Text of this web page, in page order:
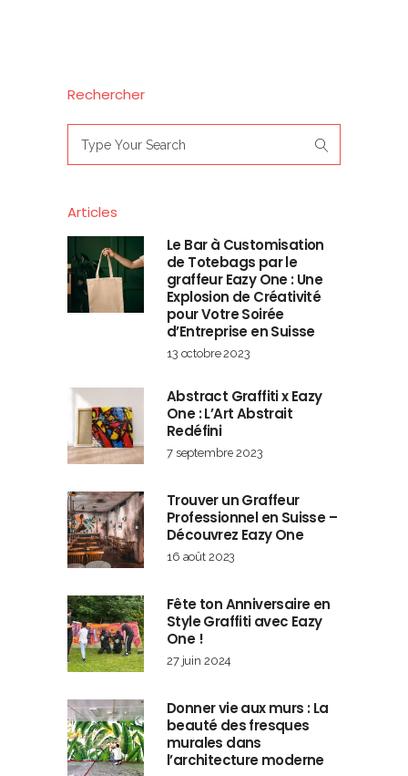
Rechercher
for:
Articles
Le Bar à Customisation
de Totebags par le
graffeur Eazy One : Une
Explosion de Créativité
pour Votre Soirée
d’Entreprise en Suisse
13 octobre 2023
Abstract Graffiti x Eazy
One : L’Art Abstrait
Redéfini
7 septembre 2023
Trouver un Graffeur
Professionnel en Suisse –
Découvrez Eazy One
16 août 2023
Fête ton Anniversaire en
Style Graffiti avec Eazy
One !
27 juin 2024
Donner vie aux murs : La
beauté des fresques
murales dans
l’architecture moderne